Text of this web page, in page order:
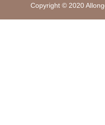
Copyright © 2020